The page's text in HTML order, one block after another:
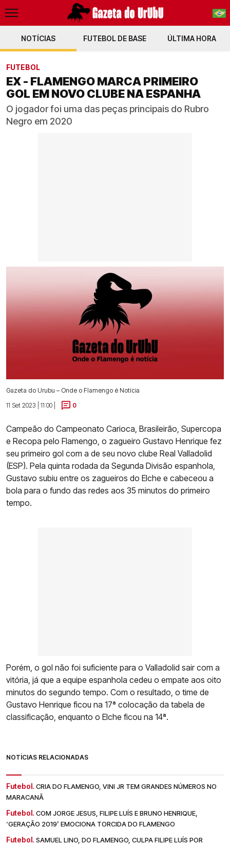
PT-BR
NOTÍCIAS FUTEBOL DE BASE ÚLTIMA HORA
FUTEBOL
EX - FLAMENGO MARCA PRIMEIRO
GOL EM NOVO CLUBE NA ESPANHA
O jogador foi uma das peças principais do Rubro
Negro em 2020
Gazeta do Urubu – Onde o Flamengo é Notícia
11 Set 2023 | 11:00 |
0
Campeão do Campeonato Carioca, Brasileirão, Supercopa
e Recopa pelo Flamengo, o zagueiro Gustavo Henrique fez
seu primeiro gol com a de seu novo clube Real Valladolid
(ESP). Pela quinta rodada da Segunda Divisão espanhola,
Gustavo subiu entre os zagueiros do Elche e cabeceou a
bola para o fundo das redes aos 35 minutos do primeiro
tempo.
Porém, o gol não foi suficiente para o Valladolid sair com a
vitória, já que a equipe espanhola cedeu o empate aos oito
minutos do segundo tempo. Com o resultado, o time de
Gustavo Henrique ficou na 17ª colocação da tabela de
classificação, enquanto o Elche ficou na 14ª.
NOTÍCIAS RELACIONADAS
Futebol. CRIA DO FLAMENGO, VINI JR TEM GRANDES NÚMEROS NO
MARACANÃ
Futebol. COM JORGE JESUS, FILIPE LUÍS E BRUNO HENRIQUE,
‘GERAÇÃO 2019’ EMOCIONA TORCIDA DO FLAMENGO
Futebol. SAMUEL LINO, DO FLAMENGO, CULPA FILIPE LUÍS POR